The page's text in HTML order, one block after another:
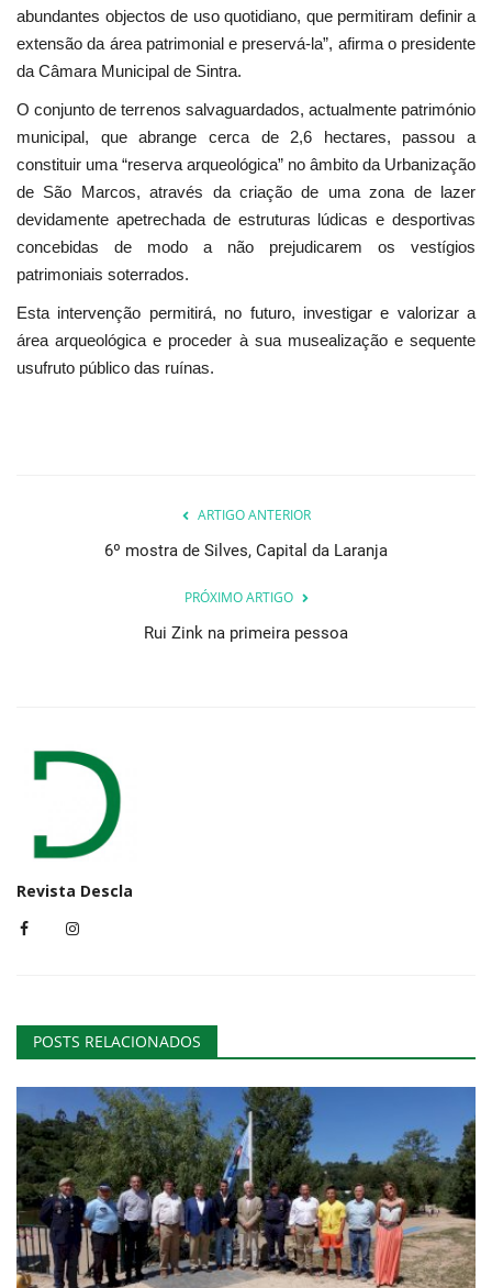
abundantes objectos de uso quotidiano, que permitiram definir a
extensão da área patrimonial e preservá-la”, afirma o presidente
da Câmara Municipal de Sintra.
O conjunto de terrenos salvaguardados, actualmente património
municipal, que abrange cerca de 2,6 hectares, passou a
constituir uma “reserva arqueológica” no âmbito da Urbanização
de São Marcos, através da criação de uma zona de lazer
devidamente apetrechada de estruturas lúdicas e desportivas
concebidas de modo a não prejudicarem os vestígios
patrimoniais soterrados.
Esta intervenção permitirá, no futuro, investigar e valorizar a
área arqueológica e proceder à sua musealização e sequente
usufruto público das ruínas.
ARTIGO ANTERIOR
6º mostra de Silves, Capital da Laranja
PRÓXIMO ARTIGO
Rui Zink na primeira pessoa
Revista Descla
POSTS RELACIONADOS